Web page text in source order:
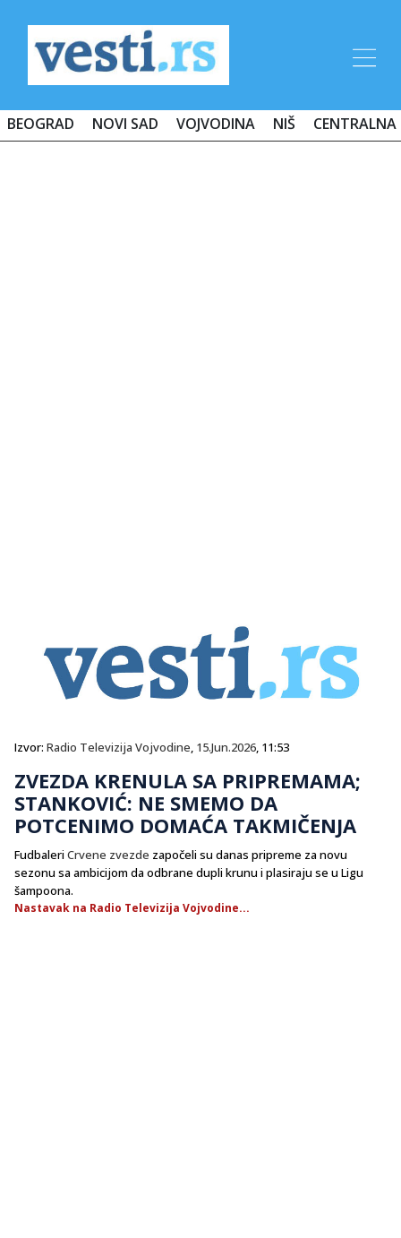
BEOGRAD NOVI SAD VOJVODINA NIŠ CENTRALNA
Izvor: Radio Televizija Vojvodine, 15.Jun.2026, 11:53
ZVEZDA KRENULA SA PRIPREMAMA;
STANKOVIĆ: NE SMEMO DA
POTCENIMO DOMAĆA TAKMIČENJA
Fudbaleri Crvene zvezde započeli su danas pripreme za novu
sezonu sa ambicijom da odbrane dupli krunu i plasiraju se u Ligu
šampoona.
Nastavak na Radio Televizija Vojvodine...